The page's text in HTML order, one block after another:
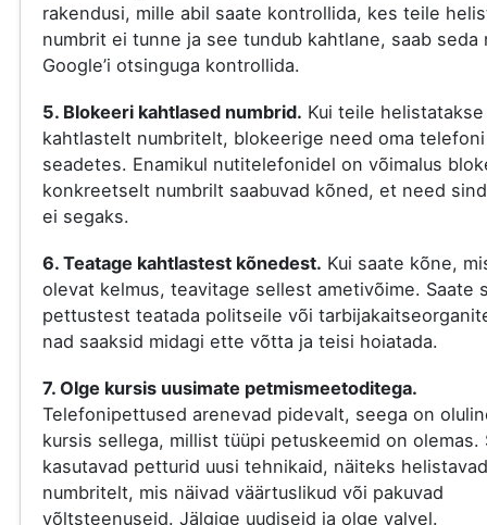
rakendusi, mille abil saate kontrollida, kes teile
numbrit ei tunne ja see tundub kahtlane, saab seda
Google’i otsinguga kontrollida.
5. Blokeeri kahtlased numbrid. Kui teile
kahtlastelt numbritelt, blokeerige need oma telefoni
seadetes. Enamikul nutitelefonidel on võimalus
konkreetselt numbrilt saabuvad kõned, et need
ei segaks.
6. Teatage kahtlastest kõnedest. Kui saate kõne,
olevat kelmus, teavitage sellest ametivõime. Saate
pettustest teatada politseile või
nad saaksid midagi ette võtta ja teisi hoiatada.
7. Olge kursis uusimate petmismeetoditega.
Telefonipettused arenevad pidevalt, seega on
kursis sellega, millist tüüpi petuskeemid on olemas.
kasutavad petturid uusi tehnikaid, näiteks helistavad
numbritelt, mis näivad väärtuslikud või pakuvad
võltsteenuseid. Jälgige uudiseid ja olge valvel.